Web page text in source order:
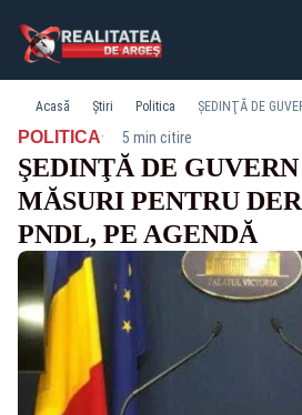
Acasă Știri Politica
POLITICA· 5 min citire
ŞEDINŢĂ DE
MĂSURI PENTRU
PNDL, PE AGENDĂ